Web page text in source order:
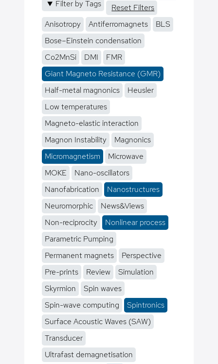
Filter by Tags
Reset Filters
Anisotropy
Antiferromagnets
BLS
Bose–Einstein condensation
Co2MnSi
DMI
FMR
Giant Magneto Resistance (GMR)
Half-metal magnonics
Heusler
Low temperatures
Magneto-elastic interaction
Magnon Instability
Magnonics
Micromagnetism
Microwave
MOKE
Nano-oscillators
Nanofabrication
Nanostructures
Neuromorphic
News&Views
Non-reciprocity
Nonlinear process
Parametric Pumping
Permanent magnets
Perspective
Pre-prints
Review
Simulation
Skyrmion
Spin waves
Spin-wave computing
Spintronics
Surface Acoustic Waves (SAW)
Transducer
Ultrafast demagnetisation